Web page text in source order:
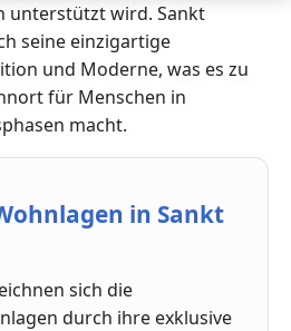
unterstützt wird. Sankt
seine einzigartige
und Moderne, was es zu
für Menschen in
macht.
in Sankt
sich die
durch ihre exklusive